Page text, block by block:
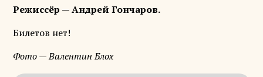
Режиссёр — Андрей Гончаров.
Билетов нет!
Фото — Валентин Блох